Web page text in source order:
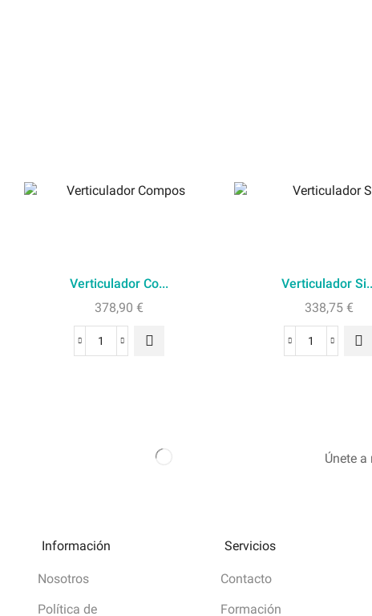
Verticulador Co...
378,90 €
Verticulador
338,75 €
Únete
Información
Nosotros
Política de
Servicios
Contacto
Formación